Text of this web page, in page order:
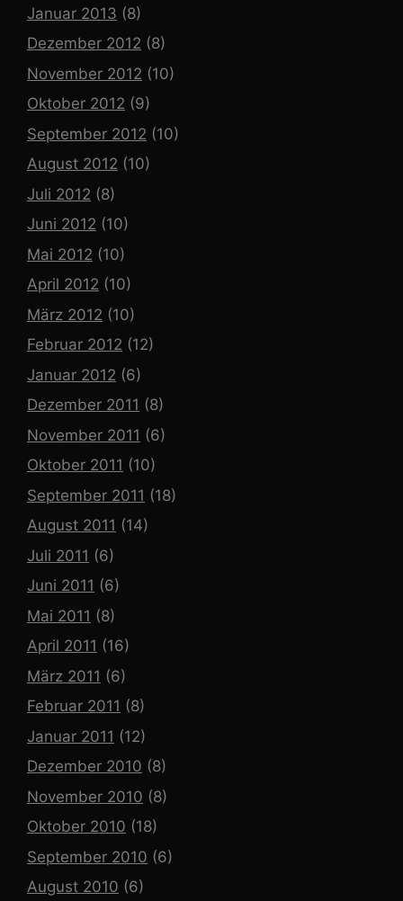
Januar 2013 (8)
Dezember 2012 (8)
November 2012 (10)
Oktober 2012 (9)
September 2012 (10)
August 2012 (10)
Juli 2012 (8)
Juni 2012 (10)
Mai 2012 (10)
April 2012 (10)
März 2012 (10)
Februar 2012 (12)
Januar 2012 (6)
Dezember 2011 (8)
November 2011 (6)
Oktober 2011 (10)
September 2011 (18)
August 2011 (14)
Juli 2011 (6)
Juni 2011 (6)
Mai 2011 (8)
April 2011 (16)
März 2011 (6)
Februar 2011 (8)
Januar 2011 (12)
Dezember 2010 (8)
November 2010 (8)
Oktober 2010 (18)
September 2010 (6)
August 2010 (6)